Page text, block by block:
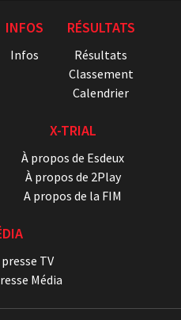
INFOS
Infos
RÉSULTATS
Résultats
Classement
Calendrier
X-TRIAL
À propos de Esdeux
À propos de 2Play
A propos de la FIM
TV
Média